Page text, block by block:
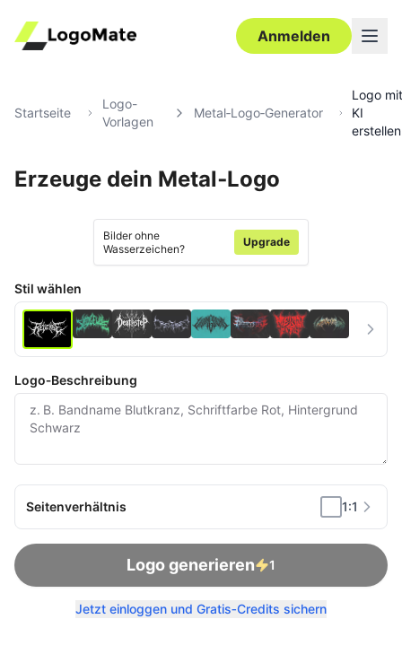
Anmelden
Startseite
Logo-
Vorlagen
Metal‑Logo‑Generator
Logo mit
KI
erstellen
Erzeuge dein Metal‑Logo
Ultra‑HD Bearbeiten
Bilder ohne
Wasserzeichen?
Upgrade
Stil wählen
Logo‑Beschreibung
Seitenverhältnis 1:1
Logo generieren 1
Jetzt einloggen und Gratis‑Credits sichern